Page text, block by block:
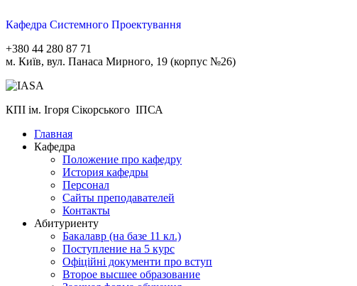
Кафедра Системного Проектування
+380 44 280 87 71
м. Київ, вул. Панаса Мирного, 19 (корпус №26)
КПІ ім. Ігоря Сікорського ІПСА
Главная
Кафедра
Положение про кафедру
История кафедры
Персонал
Сайты преподавателей
Контакты
Абитуриенту
Бакалавр (на базе 11 кл.)
Поступление на 5 курс
Офіційні документи про вступ
Второе высшее образование